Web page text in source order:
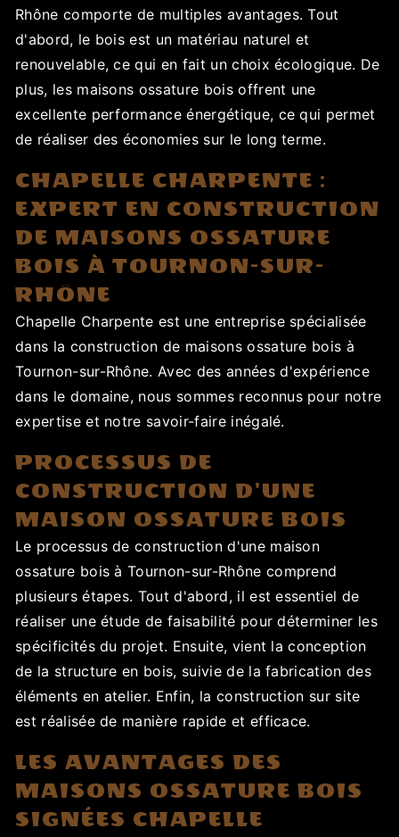
Rhône comporte de multiples avantages. Tout
d'abord, le bois est un matériau naturel et
renouvelable, ce qui en fait un choix écologique. De
plus, les maisons ossature bois offrent une
excellente performance énergétique, ce qui permet
de réaliser des économies sur le long terme.
CHAPELLE CHARPENTE :
EXPERT EN CONSTRUCTION
DE MAISONS OSSATURE
BOIS À TOURNON-SUR-
RHÔNE
Chapelle Charpente est une entreprise spécialisée
dans la construction de maisons ossature bois à
Tournon-sur-Rhône. Avec des années d'expérience
dans le domaine, nous sommes reconnus pour notre
expertise et notre savoir-faire inégalé.
PROCESSUS DE
CONSTRUCTION D'UNE
MAISON OSSATURE BOIS
Le processus de construction d'une maison
ossature bois à Tournon-sur-Rhône comprend
plusieurs étapes. Tout d'abord, il est essentiel de
réaliser une étude de faisabilité pour déterminer les
spécificités du projet. Ensuite, vient la conception
de la structure en bois, suivie de la fabrication des
éléments en atelier. Enfin, la construction sur site
est réalisée de manière rapide et efficace.
LES AVANTAGES DES
MAISONS OSSATURE BOIS
SIGNÉES CHAPELLE